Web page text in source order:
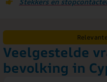
Veelgestelde
bevolking in